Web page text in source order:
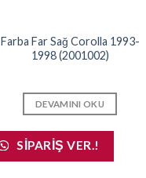
Farba Far Sağ Corolla 1993-
1998 (2001002)
DEVAMINI OKU
SIPARIŞ VER.!